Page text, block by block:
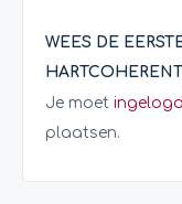
WEES DE
Je moet
plaatsen.